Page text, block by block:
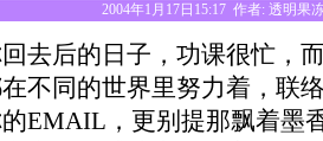
2004年1月17日15:17 作者: 透明果
后的日子，功课很忙，而
不同的世界里努力着，联
EMAIL，更别提那飘着墨